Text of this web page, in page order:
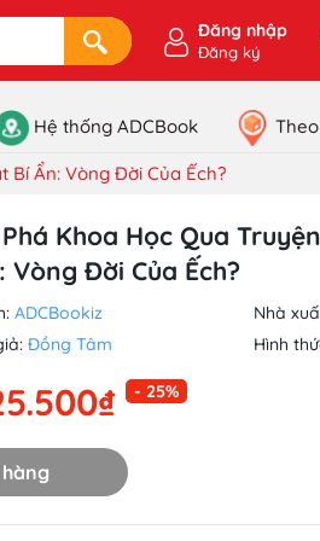
Đăng nhập
Đăng ký
Hệ thống ADCBook
Ẩn: Vòng Đời Của Ếch?
Khoa Học Qua
Vòng Đời Của Ếch?
ADCBookiz Nhà
Đồng Tâm Hình
- 25%